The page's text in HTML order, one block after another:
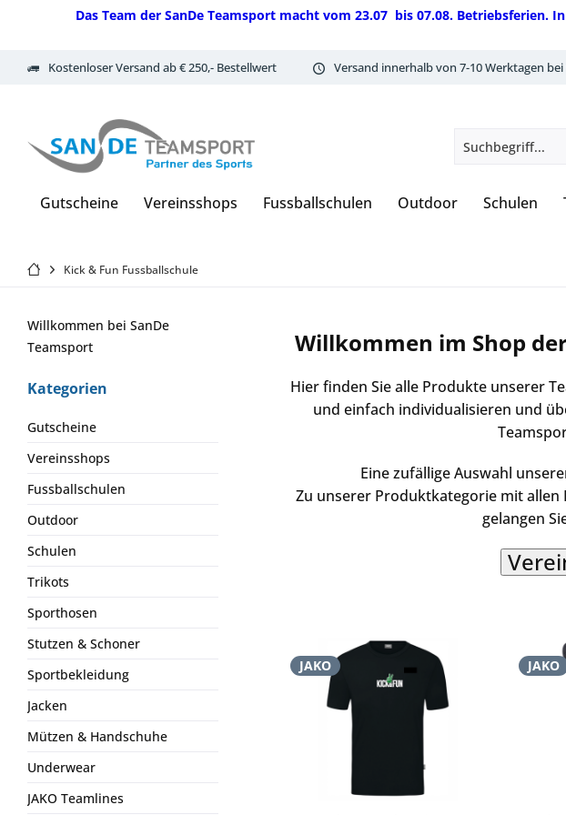
Das Team der SanDe Teamsport macht vom 23.07 bis 07.08.
Kostenloser Versand ab € 250,- Bestellwert Versand innerhalb von 7-10 Werktagen
Gutscheine Vereinsshops Fussballschulen Outdoor Schulen
Kick & Fun Fussballschule
Willkommen bei SanDe
Teamsport
Kategorien
Gutscheine
Vereinsshops
Fussballschulen
Outdoor
Schulen
Trikots
Sporthosen
Stutzen & Schoner
Sportbekleidung
Jacken
Mützen & Handschuhe
Underwear
JAKO Teamlines
JAKO JAKO
Willkommen im Shop
Hier finden Sie alle Produkte unserer
und einfach individualisieren und
Eine zufällige Auswahl
Zu unserer Produktkategorie mit
gelangen